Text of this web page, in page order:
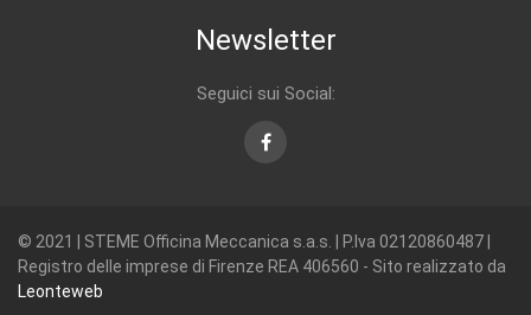
Newsletter
Seguici sui Social:
Facebook
© 2021 | STEME Officina Meccanica s.a.s. | P.Iva 02120860487 |
Registro delle imprese di Firenze REA 406560 - Sito realizzato da
Leonteweb